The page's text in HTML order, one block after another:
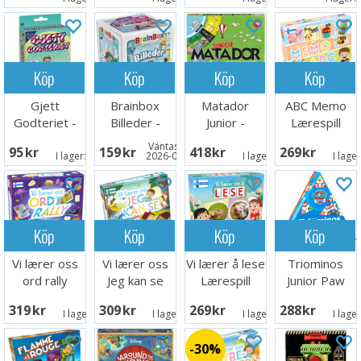
Köp
Gjett
Godteriet -
95 SEK I lager:
Köp
Brainbox
Billeder -
DANSK
159 SEK Väntas in:
2026-08-15
Köp
Matador
Junior -
418 SEK I lager: 5
Köp
ABC Memo
Lærespill
269 SEK I
Köp
Vi lærer oss
ord rally
319 SEK I lager: 1
Köp
Vi lærer oss
Jeg kan se
309 SEK I lager: 6
Köp
Vi lærer å lese
Lærespill
269 SEK I lager: 1
Köp
Triominos
Junior Paw
Brädspel
288 SEK I
30%